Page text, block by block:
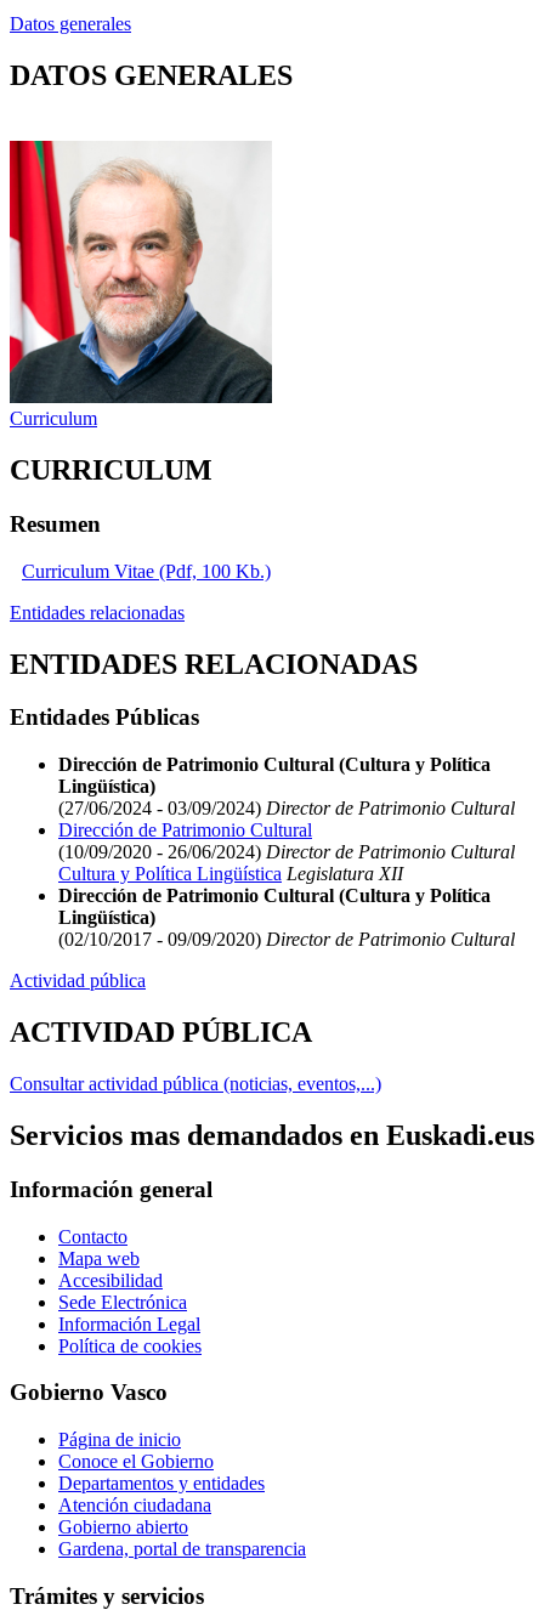
Datos generales
DATOS GENERALES
Curriculum
CURRICULUM
Resumen
Curriculum Vitae (Pdf, 100 Kb.)
Entidades relacionadas
ENTIDADES RELACIONADAS
Entidades Públicas
Dirección de Patrimonio Cultural (Cultura y Política
Lingüística)
(27/06/2024 - 03/09/2024) Director de Patrimonio Cultural
Dirección de Patrimonio Cultural
(10/09/2020 - 26/06/2024) Director de Patrimonio Cultural
Cultura y Política Lingüística Legislatura XII
Dirección de Patrimonio Cultural (Cultura y Política
Lingüística)
(02/10/2017 - 09/09/2020) Director de Patrimonio Cultural
Actividad pública
ACTIVIDAD PÚBLICA
Consultar actividad pública (noticias, eventos,...)
Servicios mas demandados en Euskadi.eus
Información general
Contacto
Mapa web
Accesibilidad
Sede Electrónica
Información Legal
Política de cookies
Gobierno Vasco
Página de inicio
Conoce el Gobierno
Departamentos y entidades
Atención ciudadana
Gobierno abierto
Gardena, portal de transparencia
Trámites y servicios